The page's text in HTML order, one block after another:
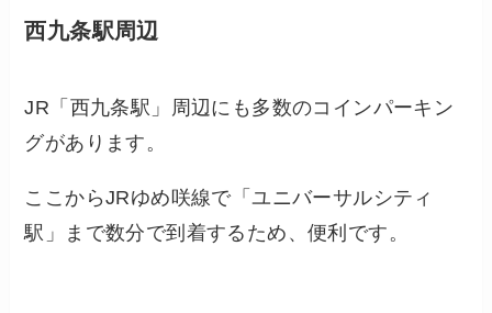
西九条駅周辺
JR「西九条駅」周辺にも多数のコインパーキン
グがあります。
ここからJRゆめ咲線で「ユニバーサルシティ
駅」まで数分で到着するため、便利です。